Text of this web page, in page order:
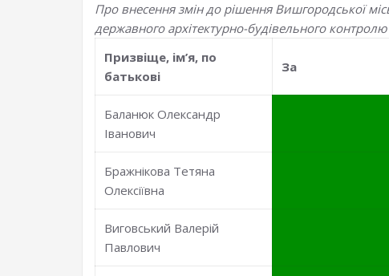
Про внесення змін до рішення Вишгородської
державного архітектурно-будівельного
Призвiще, iм’я, по
батьковi
За
Баланюк Олександр
Іванович
Бражнікова Тетяна
Олексіївна
Виговський Валерій
Павлович